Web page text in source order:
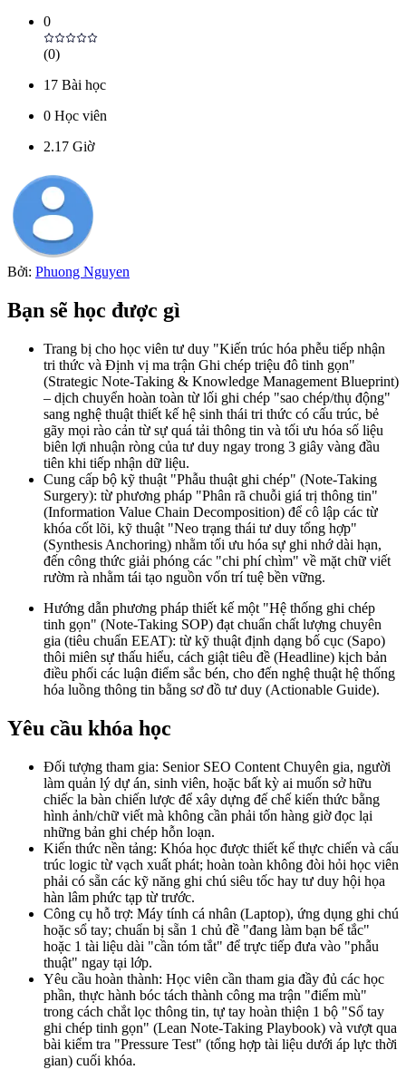
0
(0)
17 Bài học
0 Học viên
2.17 Giờ
Bởi: Phuong Nguyen
Bạn sẽ học được gì
Trang bị cho học viên tư duy "Kiến trúc hóa phễu tiếp nhận
tri thức và Định vị ma trận Ghi chép triệu đô tinh gọn"
(Strategic Note-Taking & Knowledge Management Blueprint)
– dịch chuyển hoàn toàn từ lối ghi chép "sao chép/thụ động"
sang nghệ thuật thiết kế hệ sinh thái tri thức có cấu trúc, bẻ
gãy mọi rào cản từ sự quá tải thông tin và tối ưu hóa số liệu
biên lợi nhuận ròng của tư duy ngay trong 3 giây vàng đầu
tiên khi tiếp nhận dữ liệu.
Cung cấp bộ kỹ thuật "Phẫu thuật ghi chép" (Note-Taking
Surgery): từ phương pháp "Phân rã chuỗi giá trị thông tin"
(Information Value Chain Decomposition) để cô lập các từ
khóa cốt lõi, kỹ thuật "Neo trạng thái tư duy tổng hợp"
(Synthesis Anchoring) nhằm tối ưu hóa sự ghi nhớ dài hạn,
đến công thức giải phóng các "chi phí chìm" về mặt chữ viết
rườm rà nhằm tái tạo nguồn vốn trí tuệ bền vững.
Hướng dẫn phương pháp thiết kế một "Hệ thống ghi chép
tinh gọn" (Note-Taking SOP) đạt chuẩn chất lượng chuyên
gia (tiêu chuẩn EEAT): từ kỹ thuật định dạng bố cục (Sapo)
thôi miên sự thấu hiểu, cách giật tiêu đề (Headline) kịch bản
điều phối các luận điểm sắc bén, cho đến nghệ thuật hệ thống
hóa luồng thông tin bằng sơ đồ tư duy (Actionable Guide).
Yêu cầu khóa học
Đối tượng tham gia: Senior SEO Content Chuyên gia, người
làm quản lý dự án, sinh viên, hoặc bất kỳ ai muốn sở hữu
chiếc la bàn chiến lược để xây dựng đế chế kiến thức bằng
hình ảnh/chữ viết mà không cần phải tốn hàng giờ đọc lại
những bản ghi chép hỗn loạn.
Kiến thức nền tảng: Khóa học được thiết kế thực chiến và cấu
trúc logic từ vạch xuất phát; hoàn toàn không đòi hỏi học viên
phải có sẵn các kỹ năng ghi chú siêu tốc hay tư duy hội họa
hàn lâm phức tạp từ trước.
Công cụ hỗ trợ: Máy tính cá nhân (Laptop), ứng dụng ghi chú
hoặc sổ tay; chuẩn bị sẵn 1 chủ đề "đang làm bạn bế tắc"
hoặc 1 tài liệu dài "cần tóm tắt" để trực tiếp đưa vào "phẫu
thuật" ngay tại lớp.
Yêu cầu hoàn thành: Học viên cần tham gia đầy đủ các học
phần, thực hành bóc tách thành công ma trận "điểm mù"
trong cách chắt lọc thông tin, tự tay hoàn thiện 1 bộ "Sổ tay
ghi chép tinh gọn" (Lean Note-Taking Playbook) và vượt qua
bài kiểm tra "Pressure Test" (tổng hợp tài liệu dưới áp lực thời
gian) cuối khóa.